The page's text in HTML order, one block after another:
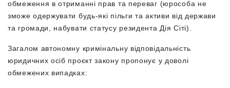
обмеження в отриманні прав та переваг (юрособа не
зможе одержувати будь-які пільги та активи від держави
та громади, набувати статусу резидента Дія Сіті).
Загалом автономну кримінальну відповідальність
юридичних осіб проєкт закону пропонує у доволі
обмежених випадках: